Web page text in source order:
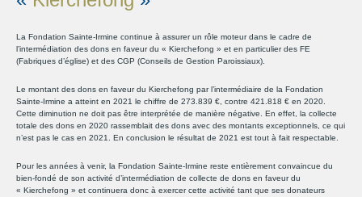
La Fondation Sainte-Irmine continue à assurer un rôle moteur dans le cadre de
l’intermédiation des dons en faveur du « Kierchefong » et en particulier des FE
(Fabriques d’église) et des CGP (Conseils de Gestion Paroissiaux).
Le montant des dons en faveur du Kierchefong par l’intermédiaire de la Fondation
Sainte-Irmine a atteint en 2021 le chiffre de 273.839 €, contre 421.818 € en 2020.
Cette diminution ne doit pas être interprétée de manière négative. En effet, la collecte
totale des dons en 2020 rassemblait des dons avec des montants exceptionnels, ce qui
n’est pas le cas en 2021. En conclusion le résultat de 2021 est tout à fait respectable.
Pour les années à venir, la Fondation Sainte-Irmine reste entièrement convaincue du
bien-fondé de son activité d’intermédiation de collecte de dons en faveur du
« Kierchefong » et continuera donc à exercer cette activité tant que ses donateurs